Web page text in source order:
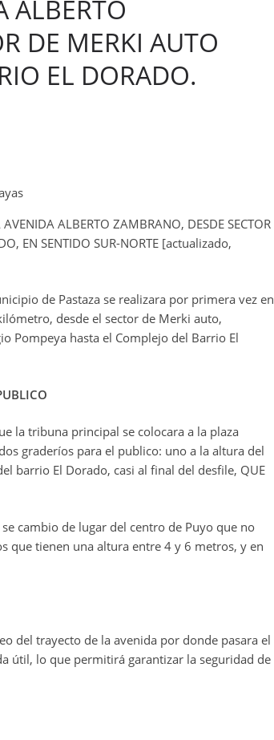
ALBERTO
DE MERKI AUTO
EL DORADO.
ALBERTO ZAMBRANO, DESDE SECTOR
EN SENTIDO SUR-NORTE [actualizado,
de Pastaza se realizara por primera vez en
desde el sector de Merki auto,
Pompeya hasta el Complejo del Barrio El
la tribuna principal se colocara a la plaza
graderíos para el publico: uno a la altura del
barrio El Dorado, casi al final del desfile, QUE
cambio de lugar del centro de Puyo que no
que tienen una altura entre 4 y 6 metros, y en
del trayecto de la avenida por donde pasara el
útil, lo que permitirá garantizar la seguridad de